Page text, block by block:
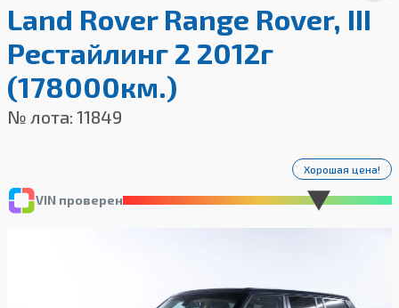
Land Rover Range Rover, III
Рестайлинг 2 2012г
(178000км.)
№ лота: 11849
VIN проверен
Хорошая цена!